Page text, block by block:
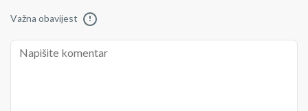
Važna obavijest !